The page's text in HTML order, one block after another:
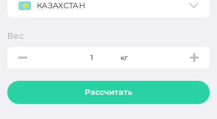
КАЗАХСТАН
Вес
кг
Рассчитать